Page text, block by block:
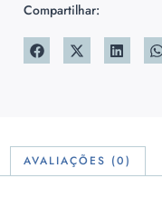
Compartilhar:
AVALIAÇÕES (0)